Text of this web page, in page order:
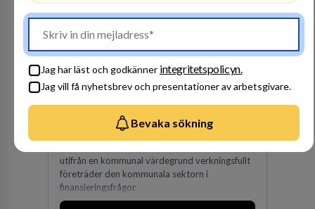
Jag har läst och godkänner integritetspolicyn.
Jag vill få nyhetsbrev och presentationer av arbetsgivare.
Bevaka sökning
Kommuninvest
Visa jobb
utifrån en kommunal värdegrund verkningsfullt
företräder den kommunala sektorn i
finansieringsfrågor.